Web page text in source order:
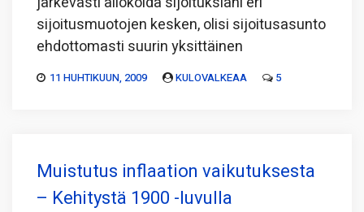
sijoitusmuotojen kesken, olisi sijoitusasunto
ehdottomasti suurin yksittäinen
11 HUHTIKUUN, 2009 KULOVALKEAA 5
Muistutus inflaation vaikutuksesta
– Kehitystä 1900 -luvulla